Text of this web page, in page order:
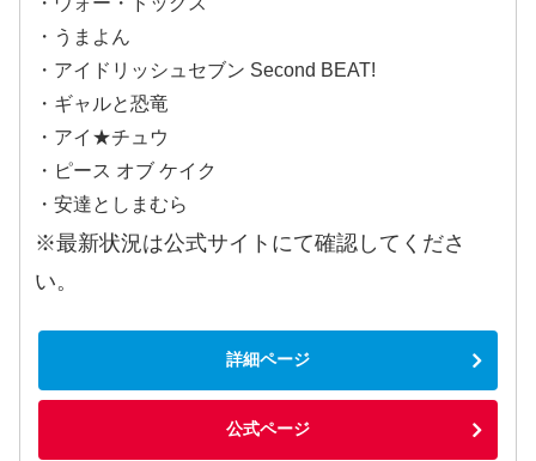
・うまよん
・アイドリッシュセブン Second BEAT!
・ギャルと恐竜
・アイ★チュウ
・ピース オブ ケイク
・安達としまむら
※最新状況は公式サイトにて確認してくださ
い。
詳細ページ
公式ページ